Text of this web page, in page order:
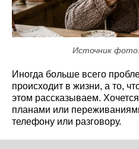
Источник
Иногда больше всего
происходит в жизни, а то,
этом рассказываем.
планами или
телефону или разговору.